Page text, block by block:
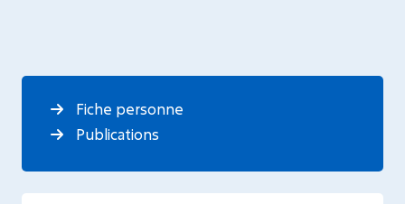
Fiche personne
Publications